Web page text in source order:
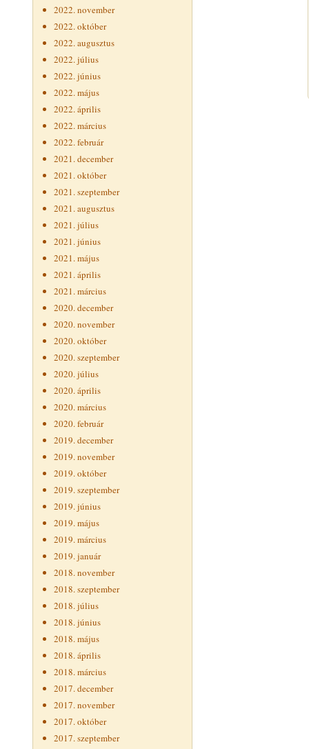
2022. november
2022. október
2022. augusztus
2022. július
2022. június
2022. május
2022. április
2022. március
2022. február
2021. december
2021. október
2021. szeptember
2021. augusztus
2021. július
2021. június
2021. május
2021. április
2021. március
2020. december
2020. november
2020. október
2020. szeptember
2020. július
2020. április
2020. március
2020. február
2019. december
2019. november
2019. október
2019. szeptember
2019. június
2019. május
2019. március
2019. január
2018. november
2018. szeptember
2018. július
2018. június
2018. május
2018. április
2018. március
2017. december
2017. november
2017. október
2017. szeptember